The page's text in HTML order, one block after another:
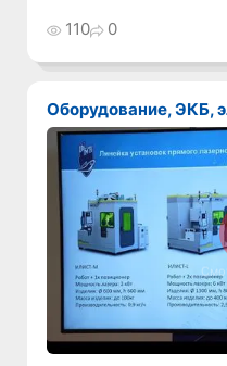
110 0
Оборудование, ЭКБ,